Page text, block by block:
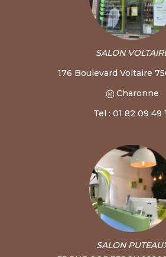
SALON
176 Boulevard Voltaire
Charonne
Tel : 01 82 09 49
SALON